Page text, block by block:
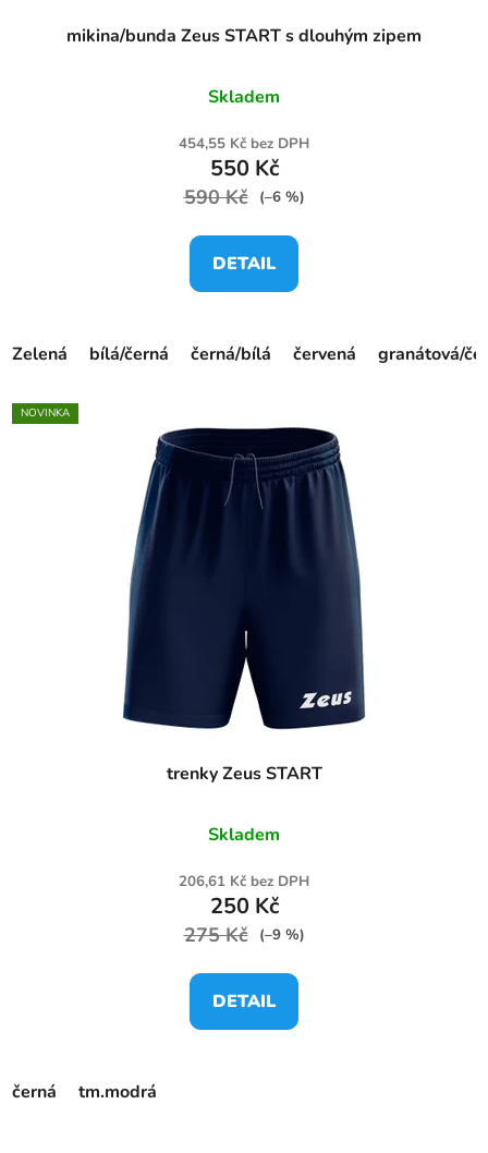
mikina/bunda Zeus START s dlouhým zipem
Skladem
454,55 Kč bez DPH
550 Kč
590 Kč (–6 %)
DETAIL
Zelená bílá/černá černá/bílá červená granátová/
NOVINKA
trenky Zeus START
Skladem
206,61 Kč bez DPH
250 Kč
275 Kč (–9 %)
DETAIL
černá tm.modrá